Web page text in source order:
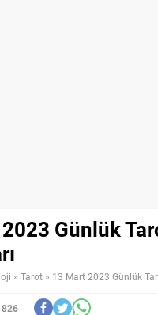
Günlük
» Tarot » 13 Mart 2023 Günlük
826